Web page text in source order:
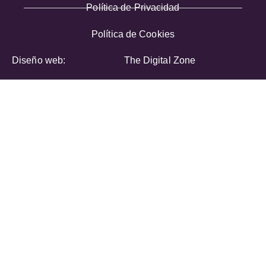
Política de Privacidad
Política de Cookies
Diseño web: The Digital Zone